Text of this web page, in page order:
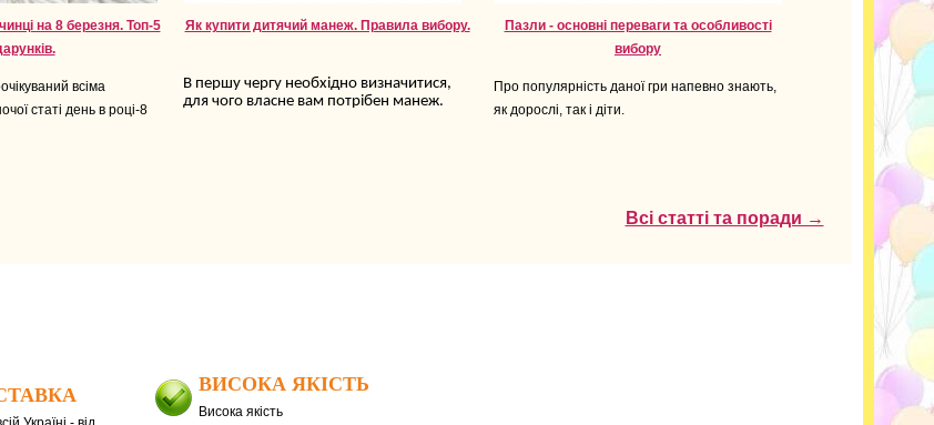
на 8 березня. Топ-5
всіма
статі день в році-8
Як купити дитячий манеж. Правила вибору.
В першу чергу необхідно визначитися,
для чого власне вам потрібен манеж.
Пазли - основні переваги та особливості
вибору
Про популярність даної гри напевно знають,
як дорослі, так і діти.
Всі статті та поради →
ВИСОКА ЯКІСТЬ
Висока якість